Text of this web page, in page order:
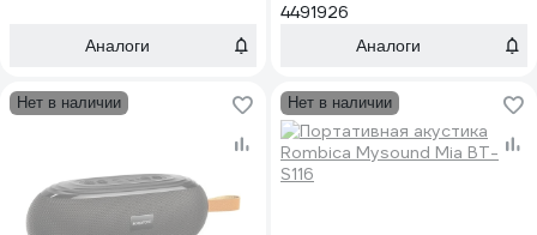
Аналоги
4491926
Аналоги
Нет в наличии Нет в наличии